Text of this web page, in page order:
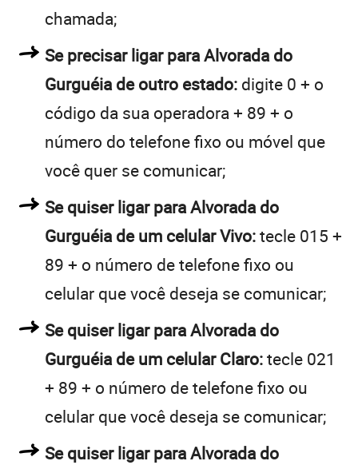
chamada;
Se precisar ligar para Alvorada do
Gurguéia de outro estado: digite 0 + o
código da sua operadora + 89 + o
número do telefone fixo ou móvel que
você quer se comunicar;
Se quiser ligar para Alvorada do
Gurguéia de um celular Vivo:tecle 015 +
89 + o número de telefone fixo ou
celular que você deseja se comunicar;
Se quiser ligar para Alvorada do
Gurguéia de um celular Claro:tecle 021
+ 89 + o número de telefone fixo ou
celular que você deseja se comunicar;
Se quiser ligar para Alvorada do